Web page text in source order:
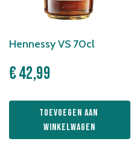
Hennessy VS 70cl
€42,99
Toevoegen aan
winkelwagen